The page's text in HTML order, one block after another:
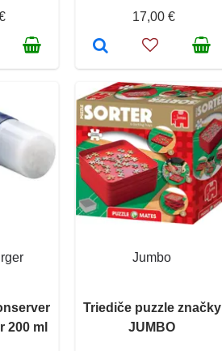
17,00 €
200 ml
Jumbo
Triediče puzzle značky
JUMBO